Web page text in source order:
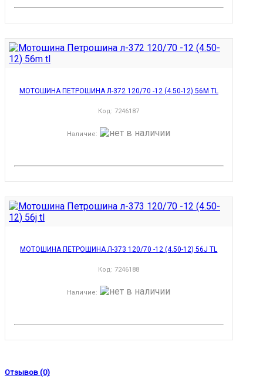
МОТОШИНА ПЕТРОШИНА Л-372 120/70 -12 (4.50-12) 56M TL
Код:7246187
Наличие:
МОТОШИНА ПЕТРОШИНА Л-373 120/70 -12 (4.50-12) 56J TL
Код:7246188
Наличие:
Отзывов (0)